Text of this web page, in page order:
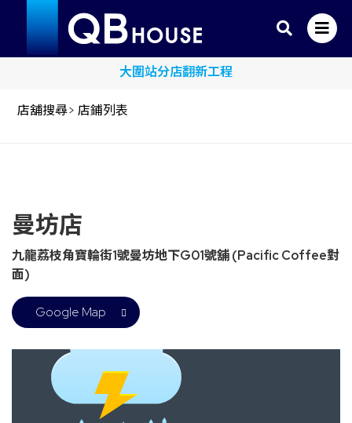
大圍站分店翻新工程
店舖搜尋> 店鋪列表
曼坊店
九龍荔枝角寶輪街1號曼坊地下G01號舖 (Pacific Coffee對
面)
Google Map